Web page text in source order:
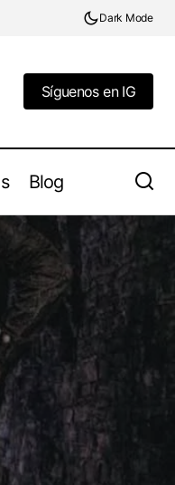
Dark Mode
Síguenos en IG
Blog
gráfica de
asesinatos y